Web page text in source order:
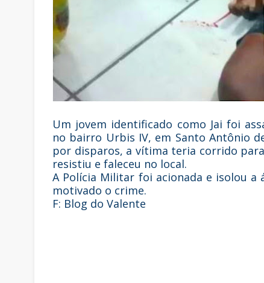
Um jovem identificado como Jai foi
no bairro Urbis IV, em Santo Antônio
por disparos, a vítima teria corrido
resistiu e faleceu no local.
A Polícia Militar foi acionada e isolou a
motivado o crime.
F: Blog do Valente